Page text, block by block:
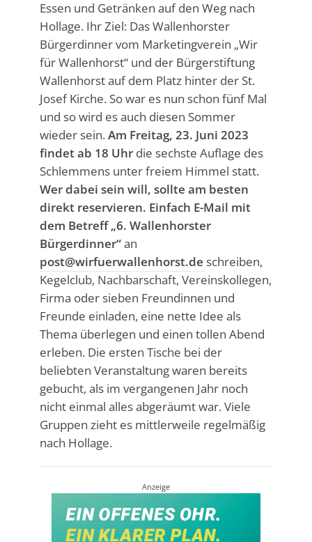
Essen und Getränken auf den Weg nach
Hollage. Ihr Ziel: Das Wallenhorster
Bürgerdinner vom Marketingverein „Wir
für Wallenhorst“ und der Bürgerstiftung
Wallenhorst auf dem Platz hinter der St.
Josef Kirche. So war es nun schon fünf Mal
und so wird es auch diesen Sommer
wieder sein.Am Freitag, 23. Juni 2023
findet ab 18 Uhrdie sechste Auflage des
Schlemmens unter freiem Himmel statt.
Wer dabei sein will, sollte am besten
direkt reservieren. Einfach E-Mail mit
dem Betreff „6. Wallenhorster
Bürgerdinner“an
post@wirfuerwallenhorst.de schreiben,
Kegelclub, Nachbarschaft, Vereinskollegen,
Firma oder sieben Freundinnen und
Freunde einladen, eine nette Idee als
Thema überlegen und einen tollen Abend
erleben. Die ersten Tische bei der
beliebten Veranstaltung waren bereits
gebucht, als im vergangenen Jahr noch
nicht einmal alles abgeräumt war. Viele
Gruppen zieht es mittlerweile regelmäßig
nach Hollage.
Anzeige